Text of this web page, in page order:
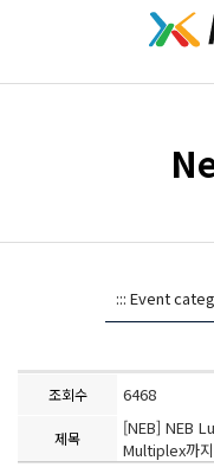
조회수 6468
제목
[NEB] NEB
Multiplex까